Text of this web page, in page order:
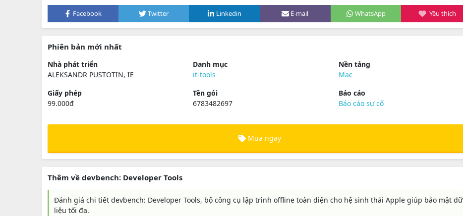
Facebook Twitter Linkedin E-mail WhatsApp Yêu thích
Phiên bản mới nhất
Nhà phát triển
ALEKSANDR PUSTOTIN, IE
Danh mục
it-tools
Nền tảng
Mac
Giấy phép
99.000đ
Tên gói
6783482697
Báo cáo
Báo cáo sự cố
Mua ngay
Thêm về devbench: Developer Tools
Đánh giá chi tiết devbench: Developer Tools, bộ công cụ lập trình offline toàn diện cho hệ sinh thái Apple giúp bảo mật dữ
liệu tối đa.